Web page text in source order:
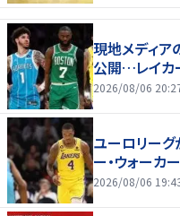
現地メディア
公開…レイカ
2026/08/06
ユーロリー
ー・ウォーカ
2026/08/06